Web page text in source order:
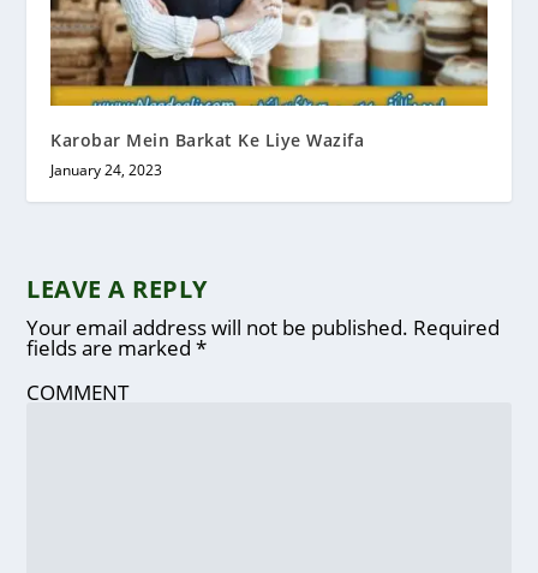
Karobar Mein Barkat Ke Liye Wazifa
January 24, 2023
LEAVE A REPLY
Your email address will not be published. Required
fields are marked*
COMMENT